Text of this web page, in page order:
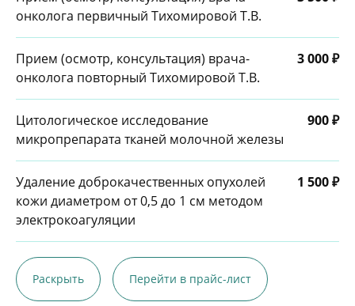
онколога первичный Тихомировой Т.В.
Прием (осмотр, консультация) врача-
онколога повторный Тихомировой Т.В.
3 000 ₽
Цитологическое исследование
микропрепарата тканей молочной железы
900 ₽
Удаление доброкачественных опухолей
кожи диаметром от 0,5 до 1 см методом
электрокоагуляции
1 500 ₽
Раскрыть Перейти в прайс-лист